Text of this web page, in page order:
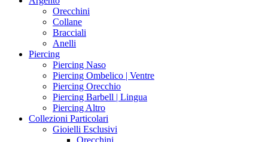
Orecchini
Collane
Bracciali
Anelli
Piercing
Piercing Naso
Piercing Ombelico | Ventre
Piercing Orecchio
Piercing Barbell | Lingua
Piercing Altro
Collezioni Particolari
Gioielli Esclusivi
Orecchini